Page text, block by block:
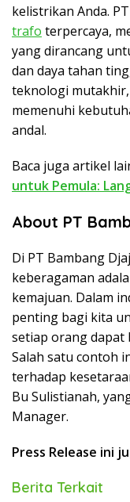
kelistrikan Anda.
trafo terpercaya,
yang dirancang
dan daya tahan
teknologi
memenuhi
andal.
Baca juga artikel
untuk Pemula:
About PT
Di PT Bambang
keberagaman
kemajuan. Dalam
penting bagi kita
setiap orang dapat
Salah satu contoh
terhadap
Bu Sulistianah,
Manager.
Press Release ini
Berita Terkait